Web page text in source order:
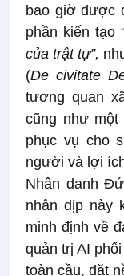
bao giờ được
phần kiến tạo
của trật tự”,
(De civitate
tương quan
cũng như một
phục vụ cho
người và lợi
Nhân danh
nhân dịp này
minh định về
quản trị AI
toàn cầu, đặt